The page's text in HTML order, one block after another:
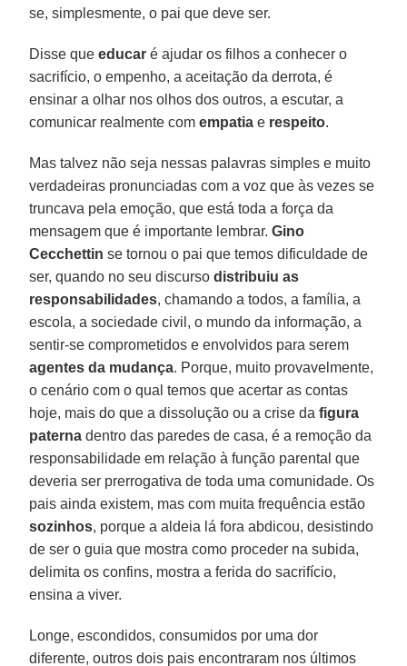
se, simplesmente, o pai que deve ser.
Disse queeducar é ajudar os filhos a conhecer o
sacrifício, o empenho, a aceitação da derrota, é
ensinar a olhar nos olhos dos outros, a escutar, a
comunicar realmente comempatia e respeito.
Mas talvez não seja nessas palavras simples e muito
verdadeiras pronunciadas com a voz que às vezes se
truncava pela emoção, que está toda a força da
mensagem que é importante lembrar.Gino
Cecchettin se tornou o pai que temos dificuldade de
ser, quando no seu discursodistribuiu as
responsabilidades, chamando a todos, a família, a
escola, a sociedade civil, o mundo da informação, a
sentir-se comprometidos e envolvidos para serem
agentes da mudança. Porque, muito provavelmente,
o cenário com o qual temos que acertar as contas
hoje, mais do que a dissolução ou a crise dafigura
paterna dentro das paredes de casa, é a remoção da
responsabilidade em relação à função parental que
deveria ser prerrogativa de toda uma comunidade. Os
pais ainda existem, mas com muita frequência estão
sozinhos, porque a aldeia lá fora abdicou, desistindo
de ser o guia que mostra como proceder na subida,
delimita os confins, mostra a ferida do sacrifício,
ensina a viver.
Longe, escondidos, consumidos por uma dor
diferente, outros dois pais encontraram nos últimos